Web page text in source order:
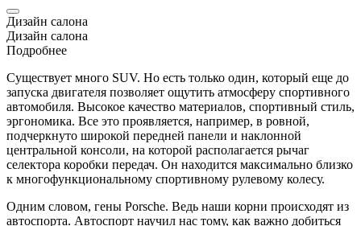
Дизайн салона
Дизайн салона
Подробнее
Существует много SUV. Но есть только один, который еще до
запуска двигателя позволяет ощутить атмосферу спортивного
автомобиля. Высокое качество материалов, спортивный стиль,
эргономика. Все это проявляется, например, в ровной,
подчеркнуто широкой передней панели и наклонной
центральной консоли, на которой располагается рычаг
селектора коробки передач. Он находится максимально близко
к многофункциональному спортивному рулевому колесу.
Одним словом, гены Porsche. Ведь наши корни происходят из
автоспорта. Автоспорт научил нас тому, как важно добиться